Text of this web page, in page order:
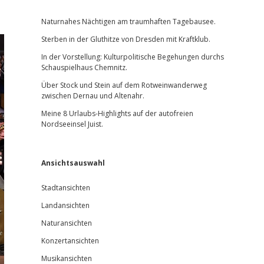
Naturnahes Nächtigen am traumhaften Tagebausee.
Sterben in der Gluthitze von Dresden mit Kraftklub.
In der Vorstellung: Kulturpolitische Begehungen durchs
Schauspielhaus Chemnitz.
Über Stock und Stein auf dem Rotweinwanderweg
zwischen Dernau und Altenahr.
Meine 8 Urlaubs-Highlights auf der autofreien
Nordseeinsel Juist.
Ansichtsauswahl
Stadtansichten
Landansichten
Naturansichten
Konzertansichten
Musikansichten